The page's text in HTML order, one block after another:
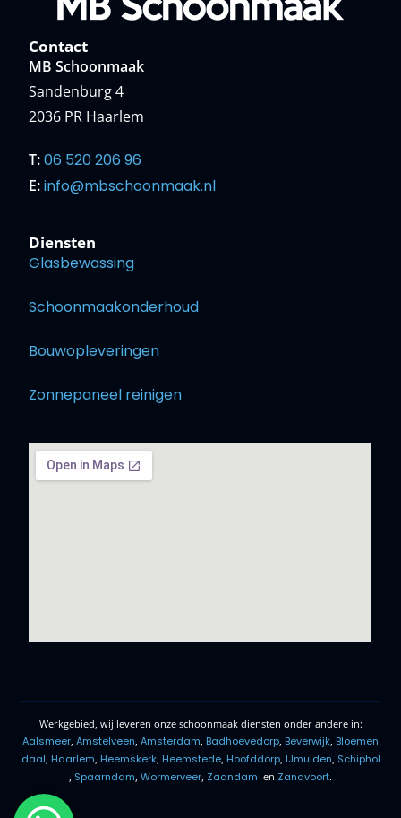
Contact
MB Schoonmaak
Sandenburg 4
2036 PR Haarlem
T: 06 520 206 96
E: info@mbschoonmaak.nl
Diensten
Glasbewassing
Schoonmaakonderhoud
Bouwopleveringen
Zonnepaneel reinigen
Werkgebied, wij leveren onze schoonmaak diensten onder andere in:
Aalsmeer, Amstelveen, Amsterdam, Badhoevedorp, Beverwijk, Bloemen
daal, Haarlem, Heemskerk, Heemstede, Hoofddorp, IJmuiden, Schiphol
, Spaarndam, Wormerveer, Zaandam en Zandvoort.